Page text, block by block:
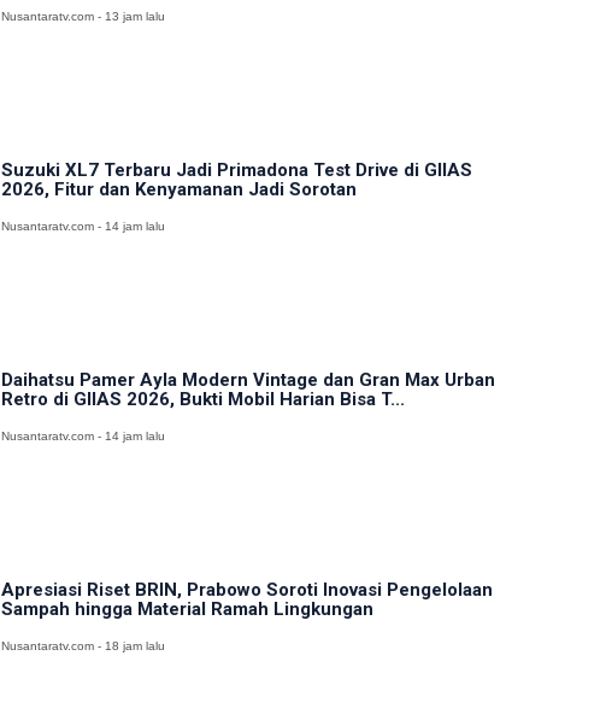
Nusantaratv.com - 13 jam lalu
Suzuki XL7 Terbaru Jadi Primadona Test Drive di GIIAS
2026, Fitur dan Kenyamanan Jadi Sorotan
Nusantaratv.com - 14 jam lalu
Daihatsu Pamer Ayla Modern Vintage dan Gran Max Urban
Retro di GIIAS 2026, Bukti Mobil Harian Bisa T...
Nusantaratv.com - 14 jam lalu
Apresiasi Riset BRIN, Prabowo Soroti Inovasi Pengelolaan
Sampah hingga Material Ramah Lingkungan
Nusantaratv.com - 18 jam lalu